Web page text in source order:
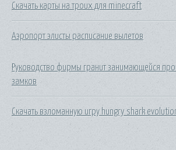
Скачать карты на троих для minecraft
Аэропорт элисты расписание вылетов
Руководство фирмы гранит занимающейся
замков
Скачать взломанную игру hungry shark